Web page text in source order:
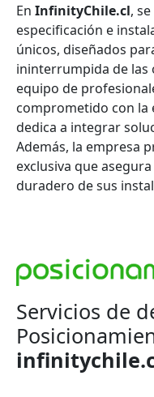
En InfinityChile.cl,
especificación e
únicos, diseñados
ininterrumpida de las
equipo de
comprometido con la
dedica a integrar
Además, la empresa
exclusiva que
duradero de sus
Servicios de